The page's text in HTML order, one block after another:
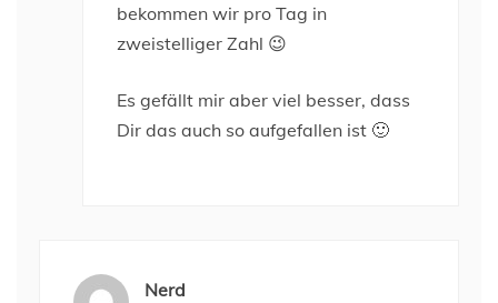
bekommen wir pro Tag in
zweistelliger Zahl 😉
Es gefällt mir aber viel besser, dass
Dir das auch so aufgefallen ist 🙂
Nerd